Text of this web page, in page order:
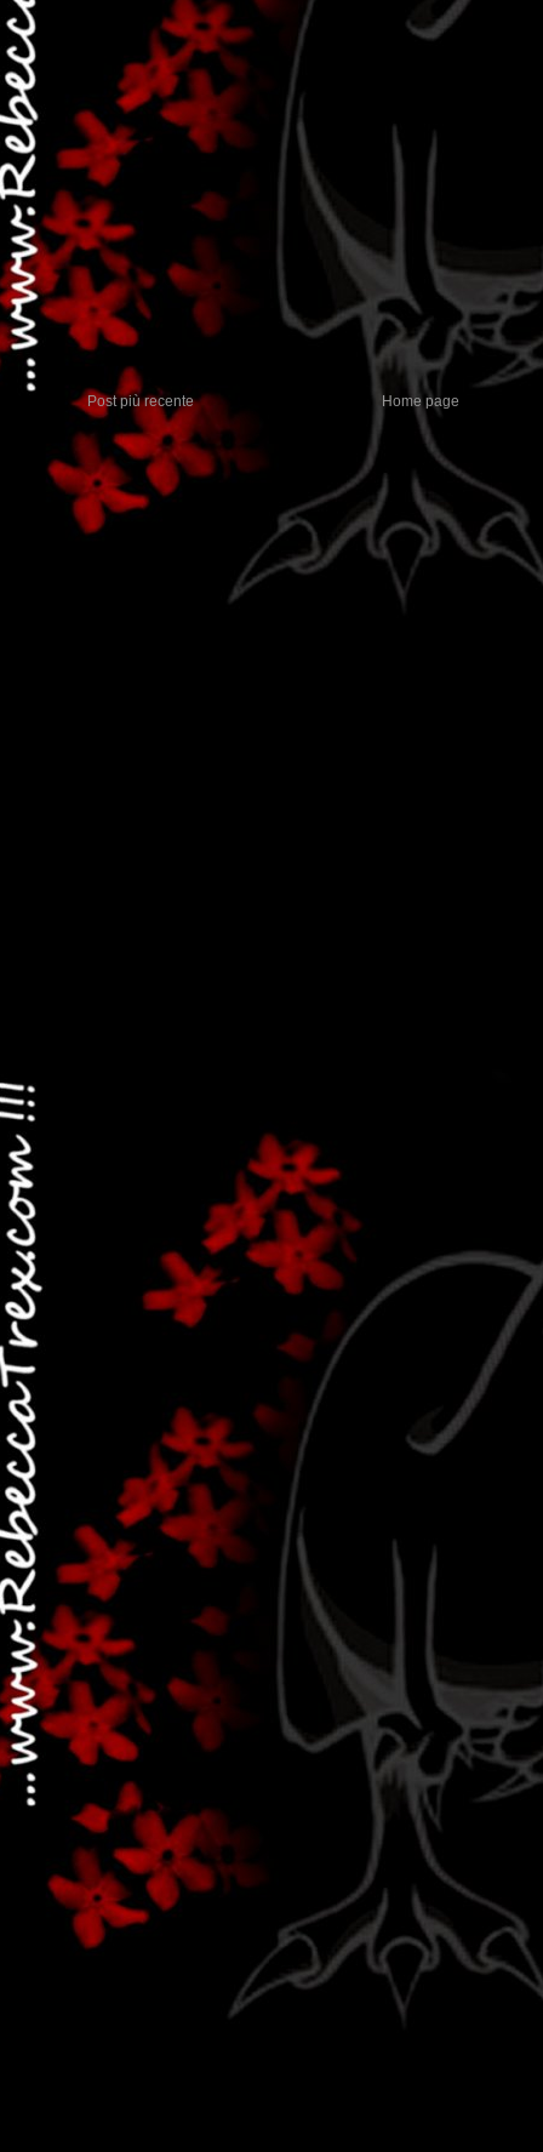
Post più recente Home page